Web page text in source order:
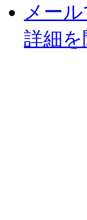
メー
詳細を